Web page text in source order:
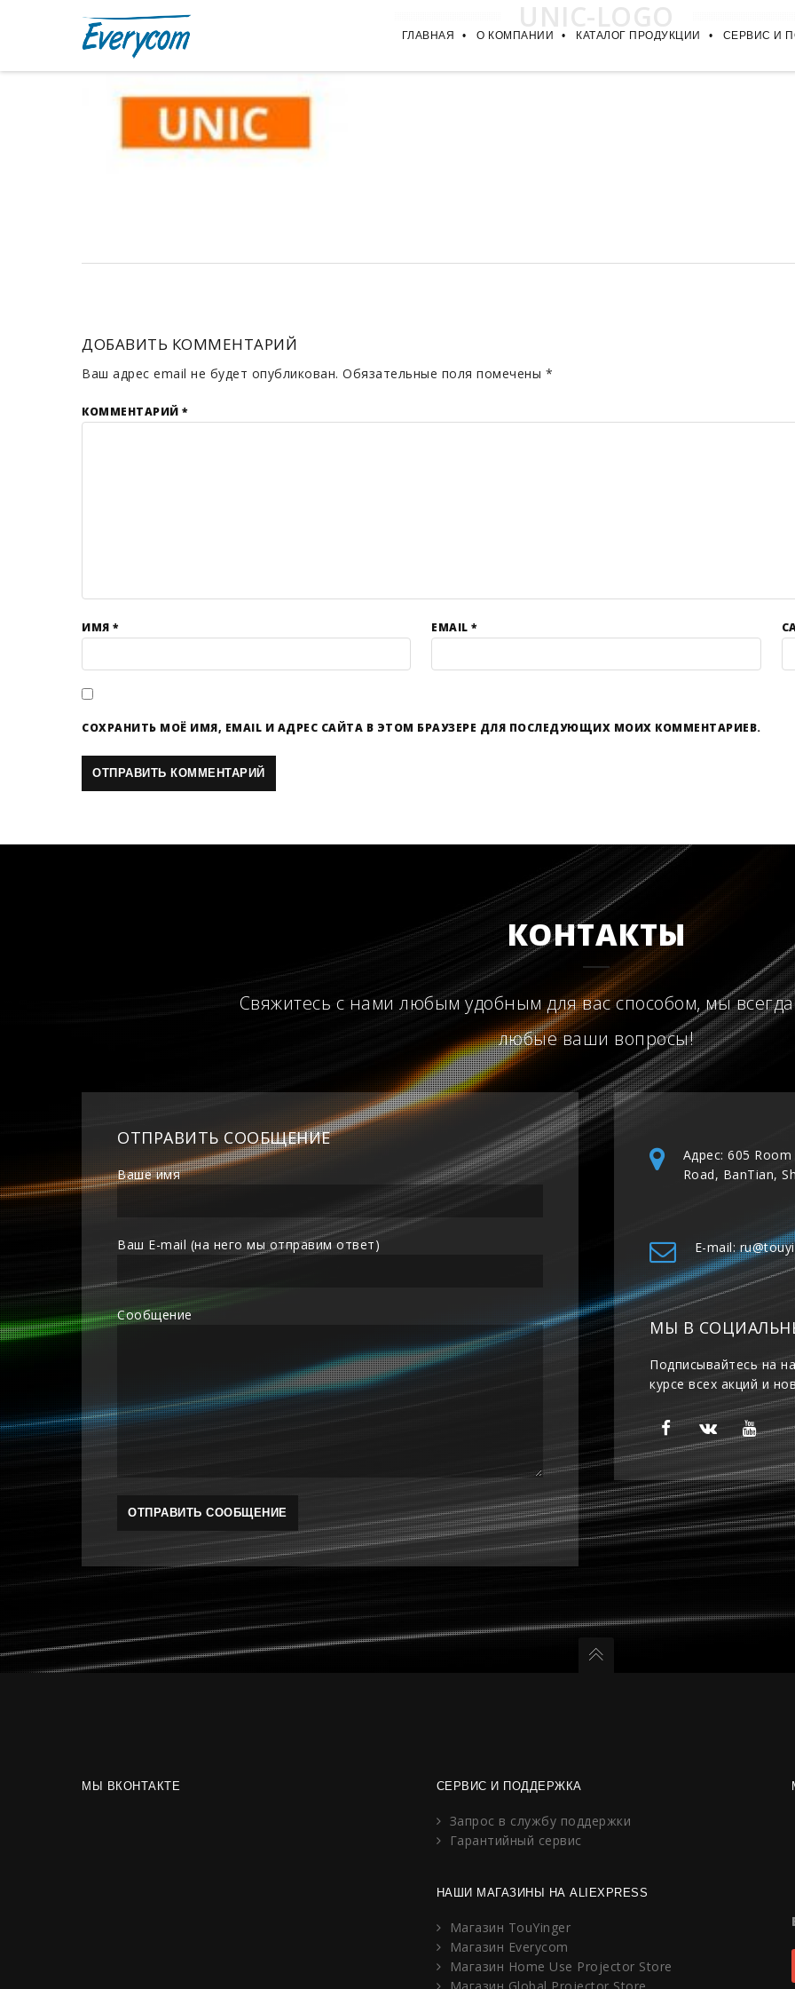
ГЛАВНАЯ О КОМПАНИИ КАТАЛОГ ПРОДУКЦИИ СЕРВИС И
ДОБАВИТЬ КОММЕНТАРИЙ
Ваш адрес email не будет опубликован. Обязательные поля помечены *
КОММЕНТАРИЙ *
ИМЯ * EMAIL*
СОХРАНИТЬ МОЁ ИМЯ, EMAIL И АДРЕС САЙТА В ЭТОМ БРАУЗЕРЕ ДЛЯ ПОСЛЕДУЮЩИХ МОИХ КОММЕНТАРИЕВ.
КОНТАКТЫ
Свяжитесь с нами любым удобным для вас способом, мы
любые ваши вопросы!
ОТПРАВИТЬ СООБЩЕНИЕ
Ваше имя
Ваш E-mail (на него мы отправим ответ)
Сообщение
Адрес: 605
Road, BanTian,
E-mail:
МЫ В
Подписывайтесь на
курсе всех акций и
МЫ ВКОНТАКТЕ СЕРВИС И ПОДДЕРЖКА
Запрос в службу поддержки
Гарантийный сервис
НАШИ МАГАЗИНЫ НА ALIEXPRESS
Магазин TouYinger
Магазин Everycom
Магазин Home Use Projector Store